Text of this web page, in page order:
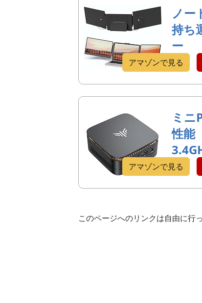
ノー
持ち
ー
アマゾンで見る
ミニ
性能
アマゾンで見る
このページへのリンクは自由に行